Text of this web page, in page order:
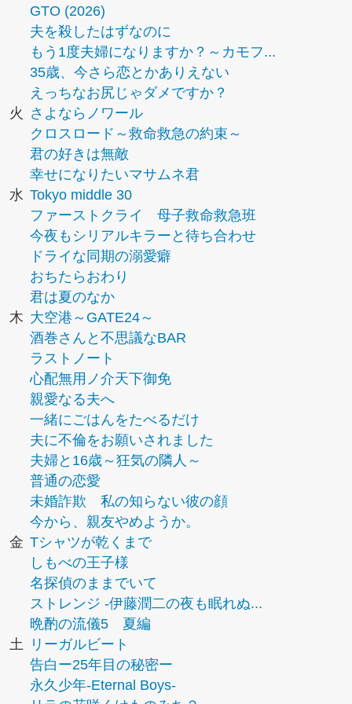
GTO (2026)
夫を殺したはずなのに
もう1度夫婦になりますか？～カモフ...
35歳、今さら恋とかありえない
えっちなお尻じゃダメですか？
火
さよならノワール
クロスロード～救命救急の約束～
君の好きは無敵
幸せになりたいマサムネ君
水 Tokyo middle 30
ファーストクライ 母子救命救急班
今夜もシリアルキラーと待ち合わせ
ドライな同期の溺愛癖
おちたらおわり
君は夏のなか
木 大空港～GATE24～
酒巻さんと不思議なBAR
ラストノート
心配無用ノ介天下御免
親愛なる夫へ
一緒にごはんをたべるだけ
夫に不倫をお願いされました
夫婦と16歳～狂気の隣人～
普通の恋愛
未婚詐欺 私の知らない彼の顔
今から、親友やめようか。
金 Tシャツが乾くまで
しもべの王子様
名探偵のままでいて
ストレンジ -伊藤潤二の夜も眠れぬ...
晩酌の流儀5 夏編
土
リーガルビート
告白ー25年目の秘密ー
永久少年-Eternal Boys-